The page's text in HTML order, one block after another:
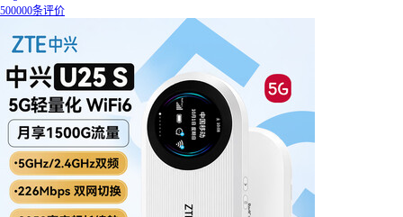
500000条评价